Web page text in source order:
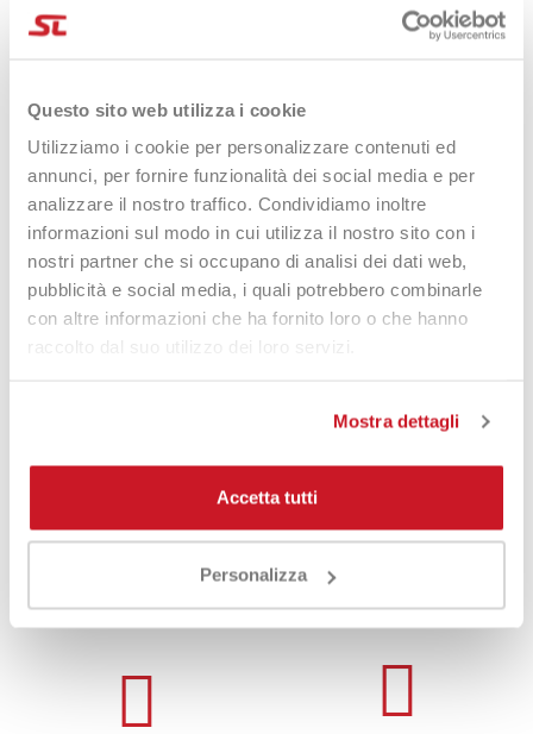
Questo sito web utilizza i cookie
Utilizziamo i cookie per personalizzare contenuti ed
annunci, per fornire funzionalità dei social media e per
analizzare il nostro traffico. Condividiamo inoltre
informazioni sul modo in cui utilizza il nostro sito con i
nostri partner che si occupano di analisi dei dati web,
pubblicità e social media, i quali potrebbero combinarle
con altre informazioni che ha fornito loro o che hanno
raccolto dal suo utilizzo dei loro servizi.
Mostra dettagli
Accetta tutti
Personalizza
37,00 €
NON DISPONIBILE
-32%